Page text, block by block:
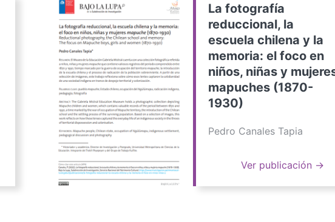
La fotografía
reduccional, la
escuela chilena y la
memoria: el foco en
niños, niñas y
mapuches (1870-
1930)
Pedro Canales Tapia
Ver publicación →